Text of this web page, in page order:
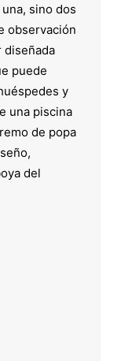
sino dos
observación
diseñada
puede
y
una piscina
de popa
del